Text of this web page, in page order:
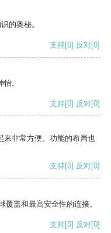
的奥秘。
支持[0] 反对[0]
。
支持[0] 反对[0]
来非常方便。功能的布局也
支持[0] 反对[0]
盖和最高安全性的连接。
支持[0] 反对[0]